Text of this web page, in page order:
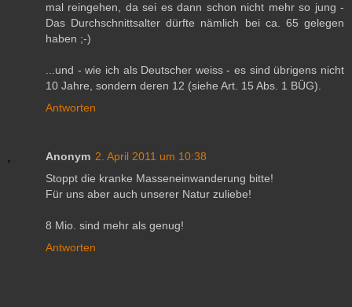
mal reingehen, da sei es dann schon nicht mehr so jung -
Das Durchschnittsalter dürfte nämlich bei ca. 65 gelegen
haben ;-)
...und - wie ich als Deutscher weiss - es sind übrigens nicht
10 Jahre, sondern deren 12 (siehe Art. 15 Abs. 1 BÜG).
Antworten
Anonym 2. April 2011 um 10:38
Stoppt die kranke Masseneinwanderung bitte!
Für uns aber auch unserer Natur zuliebe!
8 Mio. sind mehr als genug!
Antworten